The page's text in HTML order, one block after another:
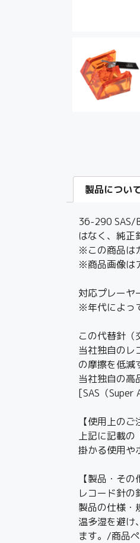
製品につい
36-290 SAS/
はなく、純正
※この商品は
※商品画像は
対応プレー
※年代によっ
この代替針（
当社独自のレ
の摩擦を低減
当社独自の高
[SAS（Super
【使用上のご
上記に記載の
掛かる使用や
【製品・その
レコード針
製品の仕様・
温多湿を避け
ます。/商品